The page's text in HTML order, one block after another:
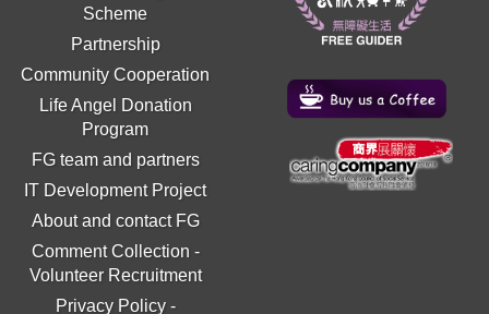
Scheme
Partnership
Community Cooperation
Life Angel Donation
Program
FG team and partners
IT Development Project
About and contact FG
Comment Collection -
Volunteer Recruitment
Privacy Policy-